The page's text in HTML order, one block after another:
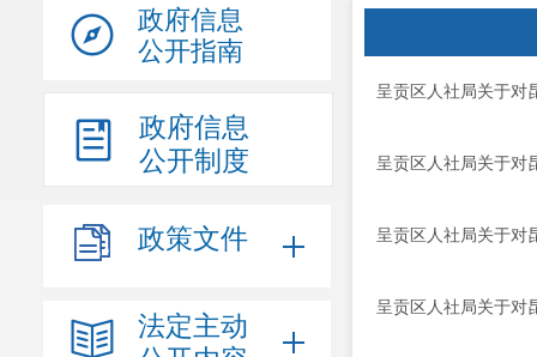
政府信息
公开指南
政府信息
公开制度
政策文件
法定主动
呈贡区人社局关于对
呈贡区人社局关于对
呈贡区人社局关于对
呈贡区人社局关于对